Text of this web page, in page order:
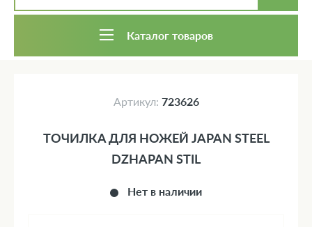
Каталог товаров
Артикул: 723626
Нет в наличии
ТОЧИЛКА ДЛЯ НОЖЕЙ JAPAN STEEL
DZHAPAN STIL